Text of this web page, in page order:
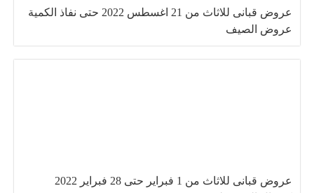
عروض قبانى للاثاث من 21 اغسطس 2022 حتى نفاذ الكمية
عروض الصيف
عروض قبانى للاثاث من 1 فبراير حتى 28 فبراير 2022